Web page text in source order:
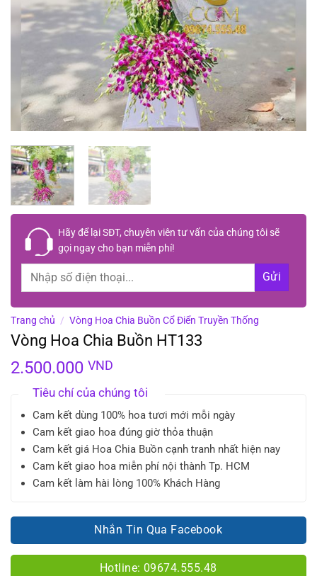
Hãy để lạiSĐT, chuyên viên tư vấn của chúng tôi sẽ
gọi ngay cho bạn miễn phí!
Trang chủ / Vòng Hoa Chia Buồn Cổ Điển Truyền Thống
Vòng Hoa Chia Buồn HT133
2.500.000 VND
Tiêu chí của chúng tôi
Cam kết dùng 100% hoa tươi mới mỗi ngày
Cam kết giao hoa đúng giờ thỏa thuận
Cam kết giá Hoa Chia Buồn cạnh tranh nhất hiện nay
Cam kết giao hoa miễn phí nội thành Tp. HCM
Cam kết làm hài lòng 100% Khách Hàng
Nhắn Tin Qua Facebook
Hotline: 09674.555.48